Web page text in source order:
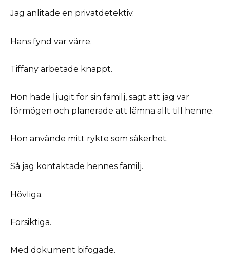
Jag anlitade en privatdetektiv.
Hans fynd var värre.
Tiffany arbetade knappt.
Hon hade ljugit för sin familj, sagt att jag var
förmögen och planerade att lämna allt till henne.
Hon använde mitt rykte som säkerhet.
Så jag kontaktade hennes familj.
Hövliga.
Försiktiga.
Med dokument bifogade.